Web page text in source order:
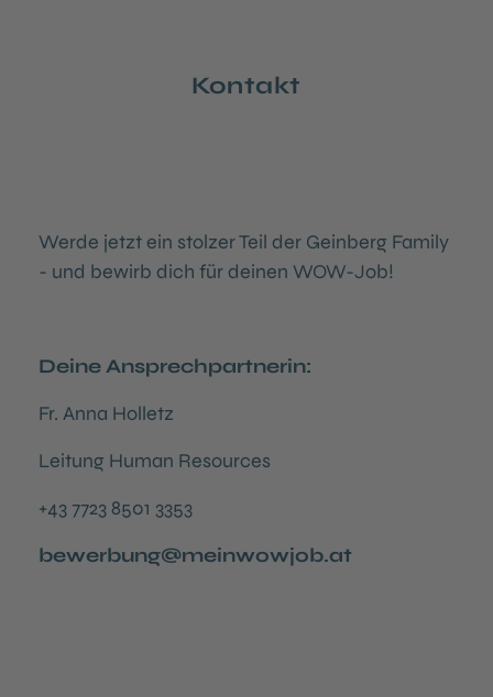
Kontakt
Werde jetzt ein stolzer Teil der Geinberg Family
- und bewirb dich für deinen WOW-Job!
Deine Ansprechpartnerin:
Fr. Anna Holletz
Leitung Human Resources
+43 7723 8501 3353
bewerbung@meinwowjob.at